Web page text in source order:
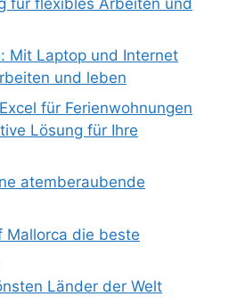
Mit Laptop und Internet
und leben
für Ferienwohnungen
Lösung für Ihre
atemberaubende
Mallorca die beste
Länder der Welt